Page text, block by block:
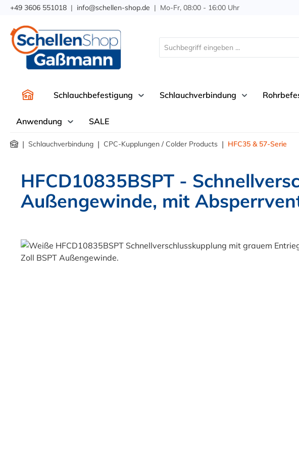
Zur Hauptnavigation springen
+49 3606 551018 | info@schellen-shop.de | Mo-Fr, 08:00 - 16:00 Uhr
Schlauchbefestigung Schlauchverbindung
Anwendung SALE
| Schlauchverbindung | CPC-Kupplungen / Colder Products | HFC35 & 57-Serie
HFCD10835BSPT -
Außengewinde, mit
Bildergalerie überspringen